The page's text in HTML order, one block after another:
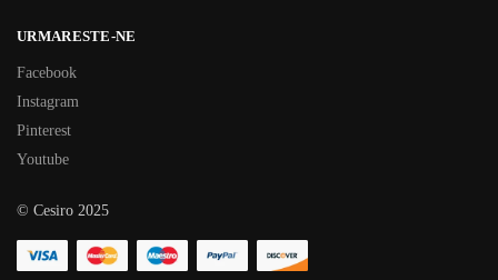
URMARESTE-NE
Facebook
Instagram
Pinterest
Youtube
© Cesiro 2025